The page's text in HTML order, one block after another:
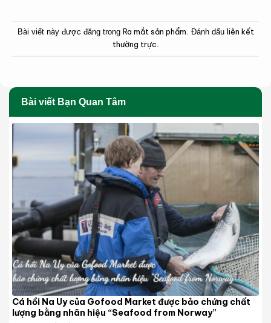
Bài viết này được đăng trong Ra mắt sản phẩm. Đánh dấu liên kết
thường trực.
Bài viết Bạn Quan Tâm
Cá hồi Na Uy của Gofood Market được bảo chứng chất
lượng bằng nhãn hiệu “Seafood from Norway”